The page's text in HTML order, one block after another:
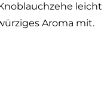
leicht
Aroma mit.